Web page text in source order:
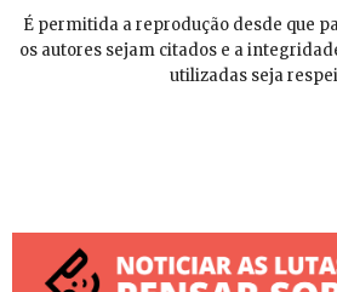
É permitida a reprodução desde que
os autores sejam citados e a
utilizadas seja